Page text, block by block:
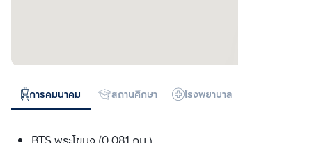
การคมนาคม สถานศึกษา โรงพยาบาล